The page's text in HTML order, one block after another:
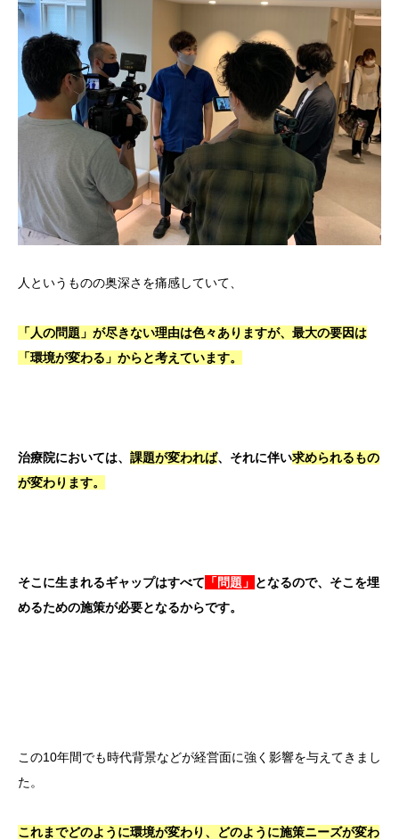
人というものの奥深さを痛感していて、
「人の問題」が尽きない理由は色々ありますが、最大の要因は
「環境が変わる」からと考えています。
治療院においては、 課題が変われば、それに伴い求められるもの
が変わります。
そこに生まれるギャップはすべて 「問題」 となるので、そこを埋
めるための施策が必要となるからです。
この10年間でも時代背景などが経営面に強く影響を与えてきまし
た。
これまでどのように環境が変わり、どのように施策ニーズが変わ